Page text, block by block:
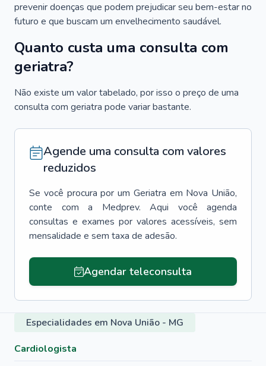
prevenir doenças que podem prejudicar seu bem-estar no
futuro e que buscam um envelhecimento saudável.
Quanto custa uma consulta com
geriatra?
Não existe um valor tabelado, por isso o preço de uma
consulta com geriatra pode variar bastante.
Agende uma consulta com valores
reduzidos
Se você procura por um Geriatra em Nova União,
conte com a Medprev. Aqui você agenda
consultas e exames por valores acessíveis, sem
mensalidade e sem taxa de adesão.
Agendar teleconsulta
Especialidades em Nova União - MG
Cardiologista